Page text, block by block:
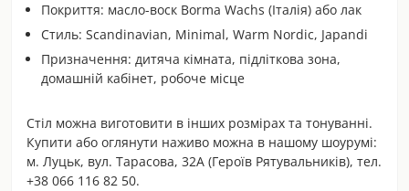
Покриття: масло-воск Borma Wachs (Італія) або лак
Стиль: Scandinavian, Minimal, Warm Nordic, Japandi
Призначення: дитяча кімната, підліткова зона,
домашній кабінет, робоче місце
Стіл можна виготовити в інших розмірах та тонуванні.
Купити або оглянути наживо можна в нашому шоурумі:
м. Луцьк, вул. Тарасова, 32А (Героїв Рятувальників), тел.
+38 066 116 82 50.